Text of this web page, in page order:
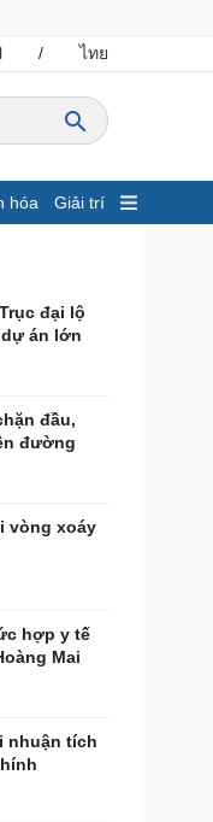
/ ไทย
hóa Giải trí
online
khỏe
đại lộ
án lớn
đầu,
đường
vòng xoáy
hợp y tế
Mai
nhuận tích